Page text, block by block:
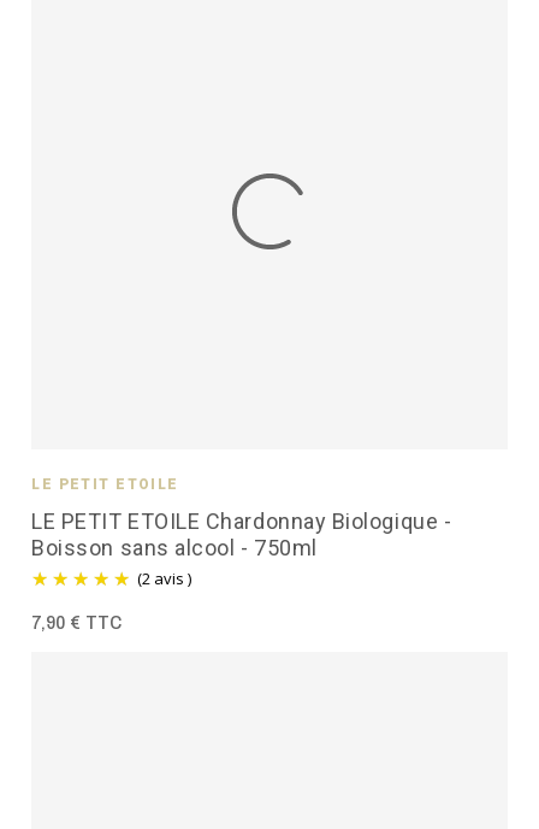
LE PETIT ETOILE Chardonnay Biologique -
Boisson sans alcool - 750ml
(2 avis )
LE PETIT ÉTOILÉ
7,90 € TTC